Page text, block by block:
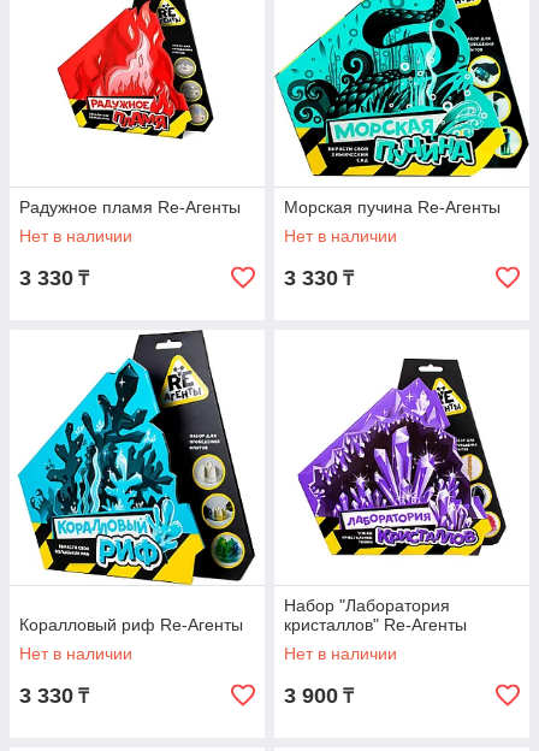
Радужное пламя Re-Агенты
Нет в наличии
3 330 ₸
Морская пучина Re-Агенты
Нет в наличии
3 330 ₸
Коралловый риф Re-Агенты
Нет в наличии
3 330 ₸
Набор "Лаборатория
кристаллов" Re-Агенты
Нет в наличии
3 900 ₸